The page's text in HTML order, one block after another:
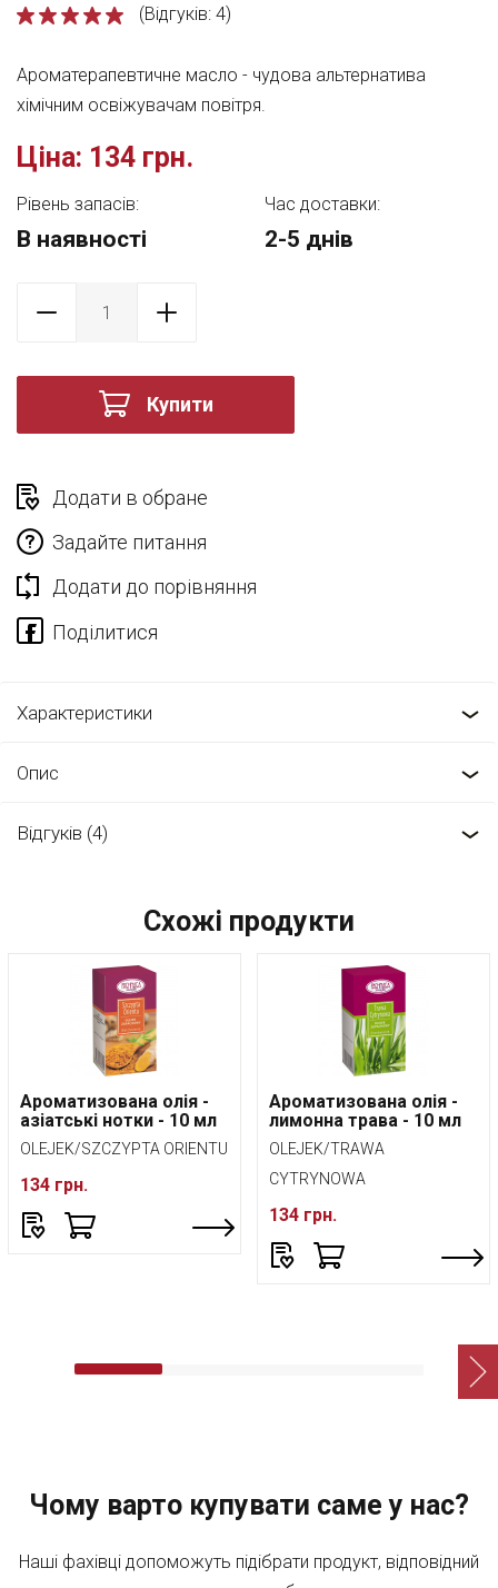
(Відгуків: 4)
Ароматерапевтичне масло - чудова альтернатива
хімічним освіжувачам повітря.
Ціна: 134 грн.
Рівень запасів:
В наявності
Час доставки:
2-5 днів
Купити
Додати в обране
Задайте питання
Додати до порівняння
Характеристики
Опис
Відгуків (4)
Схожі продукти
Ароматизована олія -
азіатські нотки - 10 мл
OLEJEK/SZCZYPTA ORIENTU
134 грн.
Ароматизована олія -
лимонна трава - 10 мл
OLEJEK/TRAWA
CYTRYNOWA
134 грн.
Чому варто купувати саме у нас?
Наші фахівці допоможуть підібрати продукт, відповідний